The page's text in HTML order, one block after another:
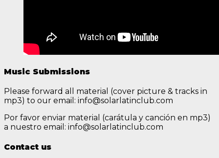
Music Submissions
Please forward all material (cover picture & tracks in
mp3) to our email: info@solarlatinclub.com
Por favor enviar material (carátula y canción en mp3)
a nuestro email: info@solarlatinclub.com
Contact us